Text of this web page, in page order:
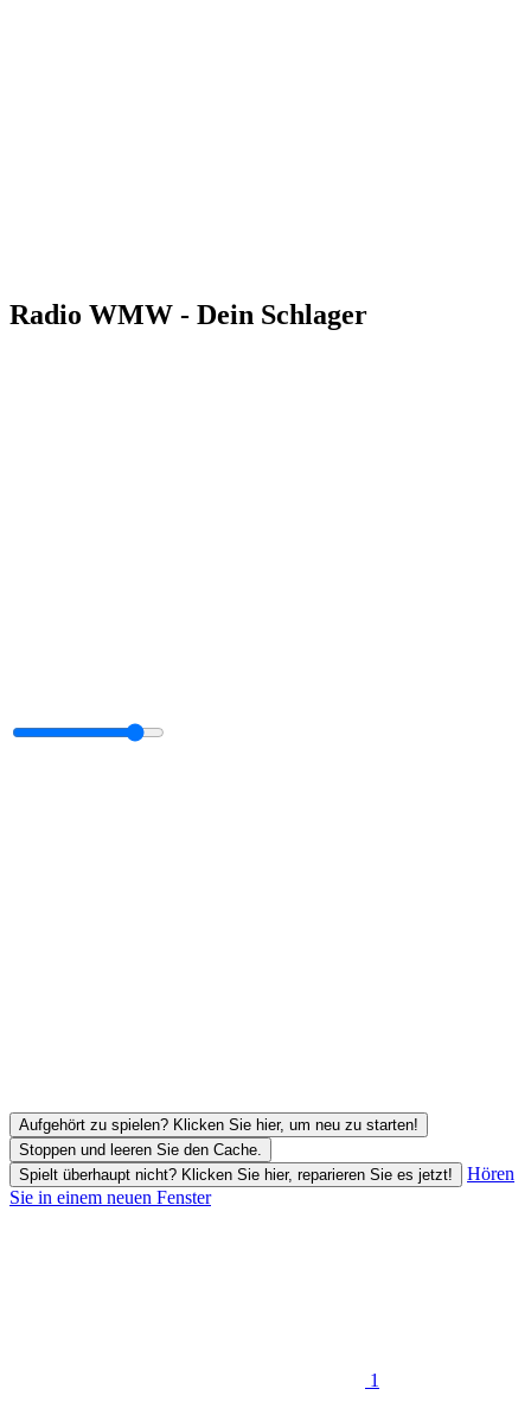
Radio WMW - Dein Schlager
Aufgehört zu spielen? Klicken Sie hier, um neu zu starten!
Stoppen und leeren Sie den Cache.
Spielt überhaupt nicht? Klicken Sie hier, reparieren Sie es jetzt!
Hören
Sie in einem neuen Fenster
1